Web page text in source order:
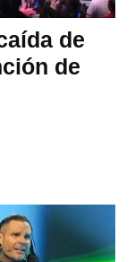
de
de